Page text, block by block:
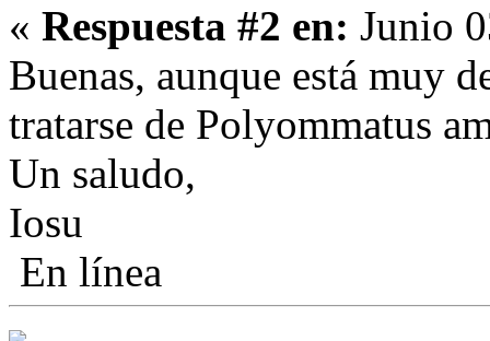
« Respuesta #2 en: Junio
Buenas, aunque está muy
tratarse de Polyommatus
Un saludo,
Iosu
En línea